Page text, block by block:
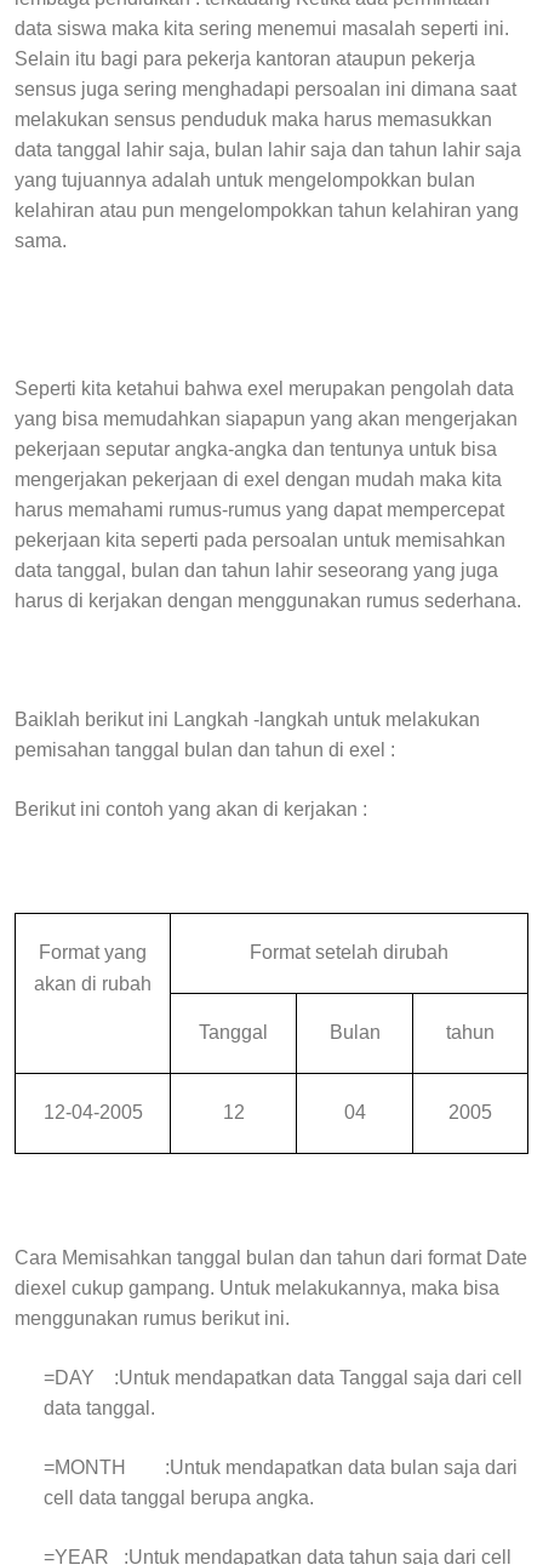
data siswa maka kita sering menemui masalah seperti ini.
Selain itu bagi para pekerja kantoran ataupun pekerja
sensus juga sering menghadapi persoalan ini dimana saat
melakukan sensus penduduk maka harus memasukkan
data tanggal lahir saja, bulan lahir saja dan tahun lahir saja
yang tujuannya adalah untuk mengelompokkan bulan
kelahiran atau pun mengelompokkan tahun kelahiran yang
sama.
Seperti kita ketahui bahwa exel merupakan pengolah data
yang bisa memudahkan siapapun yang akan mengerjakan
pekerjaan seputar angka-angka dan tentunya untuk bisa
mengerjakan pekerjaan di exel dengan mudah maka kita
harus memahami rumus-rumus yang dapat mempercepat
pekerjaan kita seperti pada persoalan untuk memisahkan
data tanggal, bulan dan tahun lahir seseorang yang juga
harus di kerjakan dengan menggunakan rumus sederhana.
Baiklah berikut ini Langkah -langkah untuk melakukan
pemisahan tanggal bulan dan tahun di exel :
Berikut ini contoh yang akan di kerjakan :
Format yang
akan di rubah
Format setelah dirubah
Tanggal Bulan tahun
12-04-2005 12 04 2005
Cara Memisahkan tanggal bulan dan tahun dari format Date
diexel cukup gampang. Untuk melakukannya, maka bisa
menggunakan rumus berikut ini.
=DAY
:Untuk mendapatkan data Tanggal saja dari cell
data tanggal.
=MONTH
:Untuk mendapatkan data bulan saja dari
cell data tanggal berupa angka.
=YEAR
:Untuk mendapatkan data tahun saja dari cell